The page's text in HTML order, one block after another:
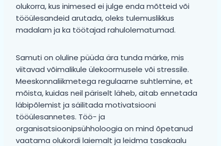
olukorra, kus inimesed ei julge enda mõtteid või
tööülesandeid arutada, oleks tulemuslikkus
madalam ja ka töötajad rahulolematumad.
Samuti on oluline püüda ära tunda märke, mis
viitavad võimalikule ülekoormusele või stressile.
Meeskonnaliikmetega regulaarne suhtlemine, et
mõista, kuidas neil päriselt läheb, aitab ennetada
läbipõlemist ja säilitada motivatsiooni
tööülesannetes. Töö- ja
organisatsioonipsühholoogia on mind õpetanud
vaatama olukordi laiemalt ja leidma tasakaalu